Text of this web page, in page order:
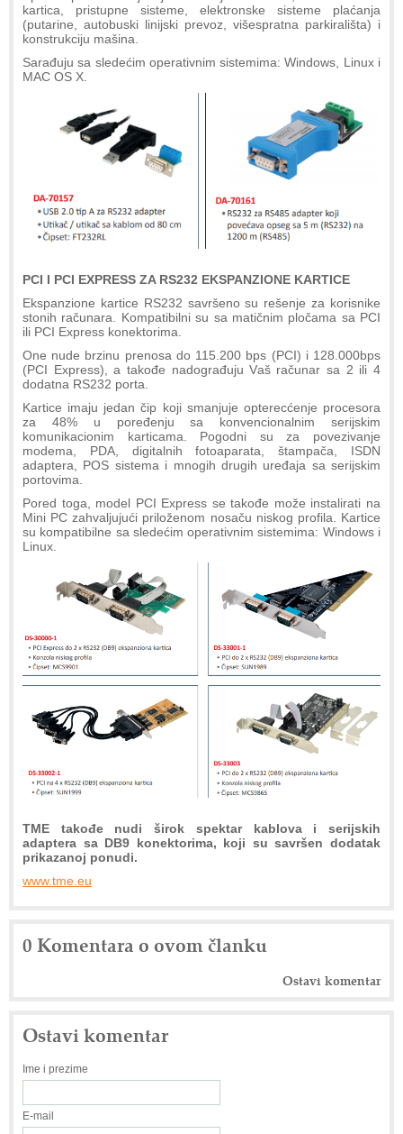
kartica, pristupne sisteme, elektronske sisteme plaćanja
(putarine, autobuski linijski prevoz, višespratna parkirališta) i
konstrukciju mašina.
Sarađuju sa sledećim operativnim sistemima: Windows, Linux i
MAC OS X.
PCI I PCI EXPRESS ZA RS232 EKSPANZIONE KARTICE
Ekspanzione kartice RS232 savršeno su rešenje za korisnike
stonih računara. Kompatibilni su sa matičnim pločama sa PCI
ili PCI Express konektorima.
One nude brzinu prenosa do 115.200 bps (PCI) i 128.000bps
(PCI Express), a takođe nadograđuju Vaš računar sa 2 ili 4
dodatna RS232 porta.
Kartice imaju jedan čip koji smanjuje opterecćenje procesora
za 48% u poređenju sa konvencionalnim serijskim
komunikacionim karticama. Pogodni su za povezivanje
modema, PDA, digitalnih fotoaparata, štampača, ISDN
adaptera, POS sistema i mnogih drugih uređaja sa serijskim
portovima.
Pored toga, model PCI Express se takođe može instalirati na
Mini PC zahvaljujući priloženom nosaču niskog profila. Kartice
su kompatibilne sa sledećim operativnim sistemima: Windows i
Linux.
TME takođe nudi širok spektar kablova i serijskih
adaptera sa DB9 konektorima, koji su savršen dodatak
prikazanoj ponudi.
www.tme.eu
0 Komentara o ovom članku
Ostavi komentar
Ostavi komentar
Ime i prezime
E-mail